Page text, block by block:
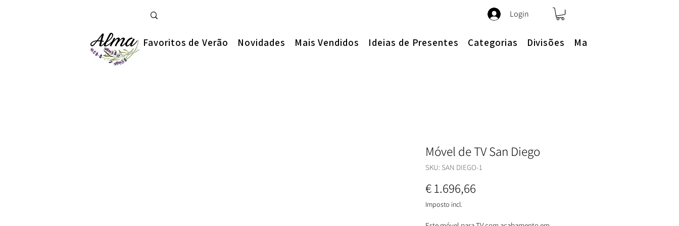
Login
Favoritos de Verão Novidades Mais Vendidos Ideias de Presentes Categorias Divisões Mais
Móvel de TV San Diego
SKU: SAN DIEGO-1
€ 1.696,66
Imposto incl.